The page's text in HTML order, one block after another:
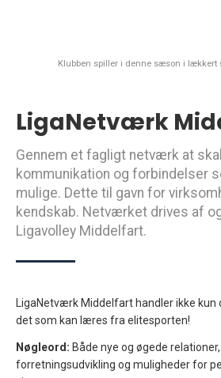
Klubben spiller i denne sæson i lækkert
LigaNetværk
Gennem et fagligt netværk at
kommunikation og forbindelser
mulige. Dette til gavn for
kendskab. Netværket drives af
Ligavolley Middelfart.
LigaNetværk Middelfart handler ikke kun
det som kan læres fra elitesporten!
Nøgleord: Både nye og øgede
forretningsudvikling og muligheder for